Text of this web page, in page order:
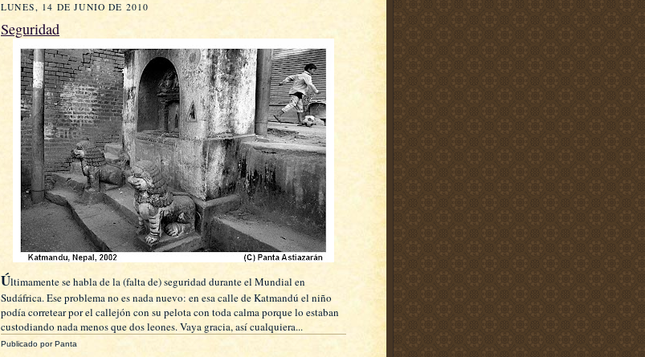
LUNES, 14 DE JUNIO DE 2010
Seguridad
Últimamente se habla de la (falta de) seguridad durante el Mundial en
Sudáfrica. Ese problema no es nada nuevo: en esa calle de Katmandú el niño
podía corretear por el callejón con su pelota con toda calma porque lo estaban
custodiando nada menos que dos leones. Vaya gracia, así cualquiera...
Publicado porPanta